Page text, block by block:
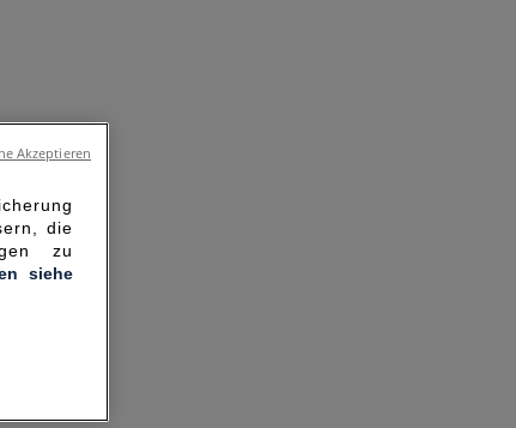
die
zu
siehe
Akzeptieren